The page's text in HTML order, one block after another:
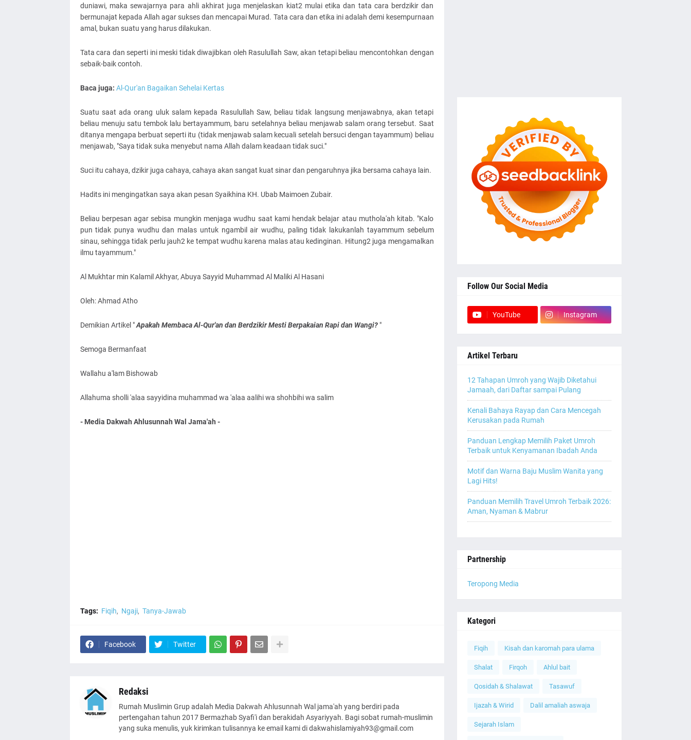
duniawi, maka sewajarnya para ahli akhirat juga menjelaskan kiat2 mulai etika dan tata cara berdzikir dan
bermunajat kepada Allah agar sukses dan mencapai Murad. Tata cara dan etika ini adalah demi kesempurnaan
amal, bukan suatu yang harus dilakukan.
Tata cara dan seperti ini meski tidak diwajibkan oleh Rasulullah Saw, akan tetapi beliau mencontohkan dengan
sebaik-baik contoh.
Baca juga: Al-Qur'an Bagaikan Sehelai Kertas
Suatu saat ada orang uluk salam kepada Rasulullah Saw, beliau tidak langsung menjawabnya, akan tetapi
beliau menuju satu tembok lalu bertayammum, baru setelahnya beliau menjawab salam orang tersebut. Saat
ditanya mengapa berbuat seperti itu (tidak menjawab salam kecuali setelah bersuci dengan tayammum) beliau
menjawab, "Saya tidak suka menyebut nama Allah dalam keadaan tidak suci."
Suci itu cahaya, dzikir juga cahaya, cahaya akan sangat kuat sinar dan pengaruhnya jika bersama cahaya lain.
Hadits ini mengingatkan saya akan pesan Syaikhina KH. Ubab Maimoen Zubair.
Beliau berpesan agar sebisa mungkin menjaga wudhu saat kami hendak belajar atau muthola'ah kitab. "Kalo
pun tidak punya wudhu dan malas untuk ngambil air wudhu, paling tidak lakukanlah tayammum sebelum
sinau, sehingga tidak perlu jauh2 ke tempat wudhu karena malas atau kedinginan. Hitung2 juga mengamalkan
ilmu tayammum."
Al Mukhtar min Kalamil Akhyar, Abuya Sayyid Muhammad Al Maliki Al Hasani
Oleh: Ahmad Atho
Demikian Artikel "Apakah Membaca Al-Qur'an dan Berdzikir Mesti Berpakaian Rapi dan Wangi? "
Semoga Bermanfaat
Wallahu a'lam Bishowab
Allahuma sholli 'alaa sayyidina muhammad wa 'alaa aalihi wa shohbihi wa salim
- Media Dakwah Ahlusunnah Wal Jama'ah -
Tags: Fiqih Ngaji Tanya-Jawab
Facebook Twitter
Redaksi
Rumah Muslimin Grup adalah Media Dakwah Ahlusunnah Wal jama'ah yang berdiri pada
pertengahan tahun 2017 Bermazhab Syafi'i dan berakidah Asyariyyah. Bagi sobat rumah-muslimin
yang suka menulis, yuk kirimkan tulisannya ke email kami di dakwahislamiyah93@gmail.com
Follow Our Social Media
YouTube Instagram
Artikel Terbaru
12 Tahapan Umroh yang Wajib Diketahui
Jamaah, dari Daftar sampai Pulang
Kenali Bahaya Rayap dan Cara Mencegah
Kerusakan pada Rumah
Panduan Lengkap Memilih Paket Umroh
Terbaik untuk Kenyamanan Ibadah Anda
Motif dan Warna Baju Muslim Wanita yang
Lagi Hits!
Panduan Memilih Travel Umroh Terbaik 2026:
Aman, Nyaman & Mabrur
Partnership
Teropong Media
Kategori
Fiqih Kisah dan karomah para ulama
Shalat Firqoh Ahlul bait
Qosidah & Shalawat Tasawuf
Ijazah & Wirid Dalil amaliah aswaja
Sejarah Islam